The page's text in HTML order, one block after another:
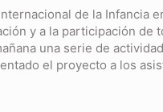
de la
y a la participación
una serie de
el proyecto a los